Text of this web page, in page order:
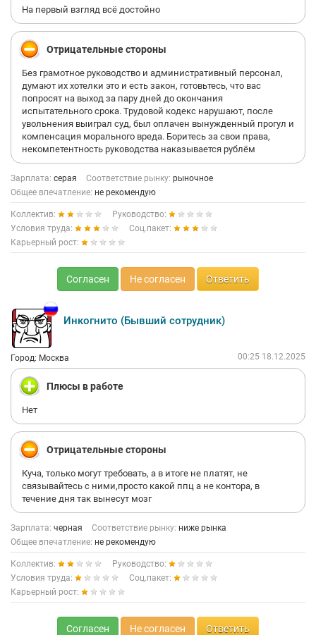
На первый взгляд всё достойно
Отрицательные стороны
Без грамотное руководство и административный персонал,
думают их хотелки это и есть закон, готовьтесь, что вас
попросят на выход за пару дней до окончания
испытательного срока. Трудовой кодекс нарушают, после
увольнения выиграл суд, был оплачен вынужденный прогул и
компенсация морального вреда. Боритесь за свои права,
некомпетентность руководства наказывается рублëм
Зарплата: серая Соответствие рынку: рыночное
Общее впечатление: не рекомендую
Коллектив:
Руководство:
Условия труда:
Соц.пакет:
Карьерный рост:
Согласен Не согласен Ответить
Инкогнито (Бывший сотрудник)
Город: Москва 00:25 18.12.2025
Плюсы в работе
Нет
Отрицательные стороны
Куча, только могут требовать, а в итоге не платят, не
связывайтесь с ними,просто какой ппц а не контора, в
течение дня так вынесут мозг
Зарплата: черная Соответствие рынку: ниже рынка
Общее впечатление: не рекомендую
Коллектив:
Руководство:
Условия труда:
Соц.пакет:
Карьерный рост:
Согласен Не согласен Ответить